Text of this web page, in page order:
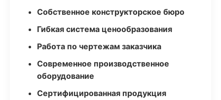
Собственное конструкторское бюро
Гибкая система ценообразования
Работа по чертежам заказчика
Современное производственное
оборудование
Сертифицированная продукция